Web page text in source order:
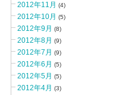
2012年11月 (4)
2012年10月 (5)
2012年9月 (8)
2012年8月 (9)
2012年7月 (9)
2012年6月 (5)
2012年5月 (5)
2012年4月 (3)